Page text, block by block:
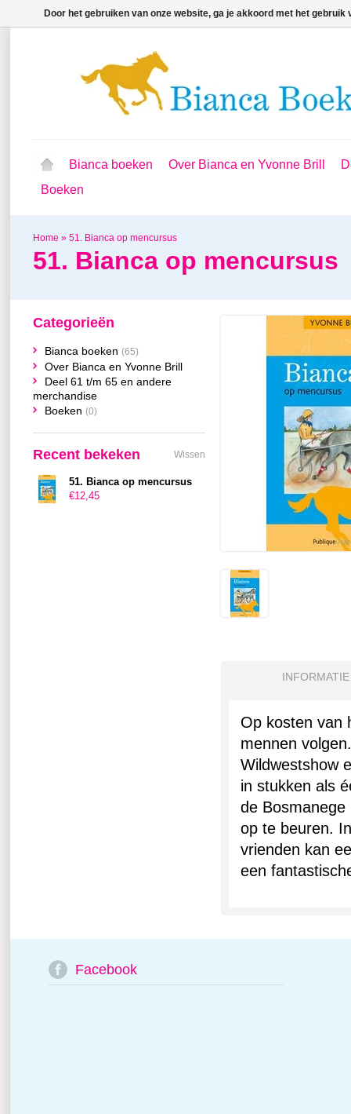
Bianca boeken Over Bianca en Yvonne Brill
Boeken
Home » 51. Bianca op mencursus
51. Bianca op mencursus
INFORMATIE
Op kosten van
mennen
Wildwestshow
in stukken als
de
op te beuren.
vrienden kan
een
Categorieën
Bianca boeken (65)
Over Bianca en Yvonne Brill
Deel 61 t/m 65 en andere
merchandise
Boeken (0)
Recent bekeken Wissen
51. Bianca op mencursus
€12,45
Facebook
Door het gebruiken van onze website, ga je akkoord met het